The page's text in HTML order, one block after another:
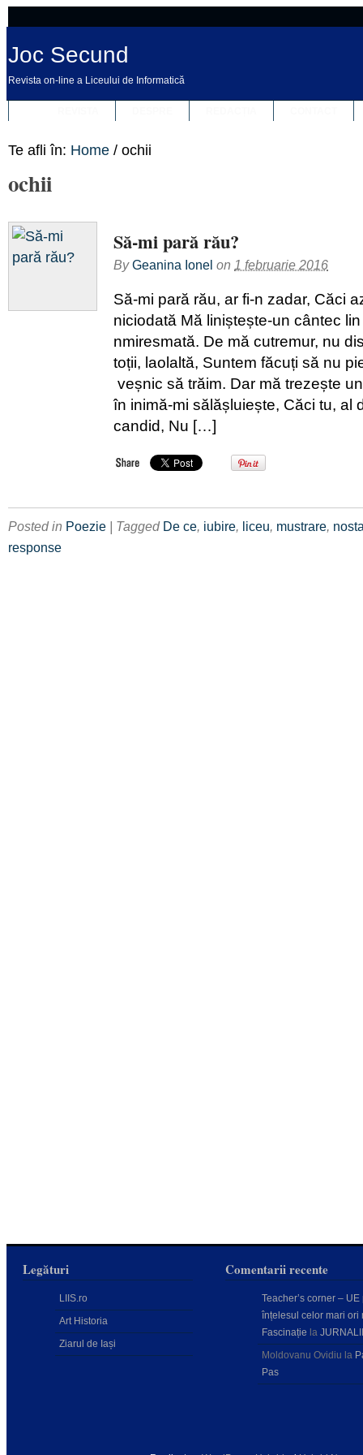
Joc Secund
Revista on-line a Liceului de Informatică
Te afli în: Home / ochii
ochii
Să-mi pară rău?
ByGeanina Ionel on 1 februarie 2016
Să-mi pară rău, ar fi-n zadar, Căci
niciodată Mă liniștește-un cântec
nmiresmată. De mă cutremur, nu
toții, laolaltă, Suntem făcuți să nu
veșnic să trăim. Dar mă trezește
în inimă-mi sălășluiește, Căci tu, al
candid, Nu […]
Posted in Poezie | Tagged De ce, iubire, liceu, mustrare,
response
Legături
LIIS.ro
Art Historia
Ziarul de Iași
Comentarii recente
Teacher’s corner – UE
înțelesul celor mari ori
Fascinație la
Moldovanu Ovidiu la
Pas